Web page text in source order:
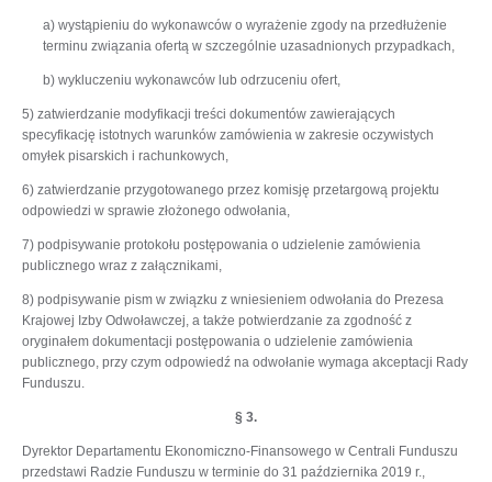
a) wystąpieniu do wykonawców o wyrażenie zgody na przedłużenie
terminu związania ofertą w szczególnie uzasadnionych przypadkach,
b) wykluczeniu wykonawców lub odrzuceniu ofert,
5) zatwierdzanie modyfikacji treści dokumentów zawierających
specyfikację istotnych warunków zamówienia w zakresie oczywistych
omyłek pisarskich i rachunkowych,
6) zatwierdzanie przygotowanego przez komisję przetargową projektu
odpowiedzi w sprawie złożonego odwołania,
7) podpisywanie protokołu postępowania o udzielenie zamówienia
publicznego wraz z załącznikami,
8) podpisywanie pism w związku z wniesieniem odwołania do Prezesa
Krajowej Izby Odwoławczej, a także potwierdzanie za zgodność z
oryginałem dokumentacji postępowania o udzielenie zamówienia
publicznego, przy czym odpowiedź na odwołanie wymaga akceptacji Rady
Funduszu.
§ 3.
Dyrektor Departamentu Ekonomiczno-Finansowego w Centrali Funduszu
przedstawi Radzie Funduszu w terminie do 31 października 2019 r.,